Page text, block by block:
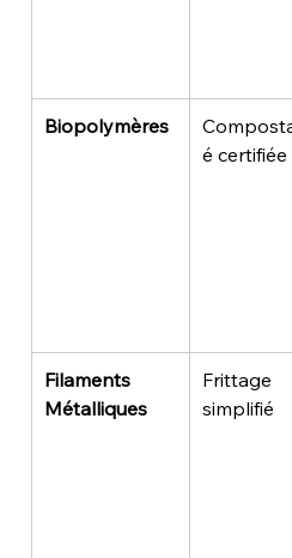
Biopolymères
é certifiée
Filaments
Métalliques
Frittage
simplifié